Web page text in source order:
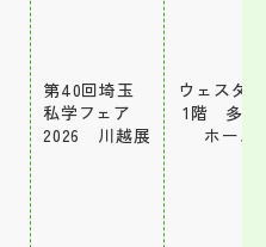
第40回埼玉
私学フェア
2026 川越展
ウェスタ
1階 多目
ホール